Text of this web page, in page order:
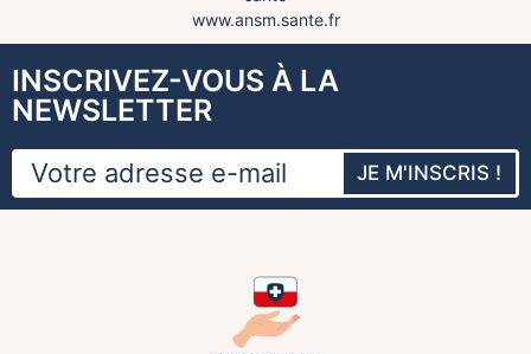
www.ansm.sante.fr
INSCRIVEZ-VOUS À LA
NEWSLETTER
JE M'INSCRIS !